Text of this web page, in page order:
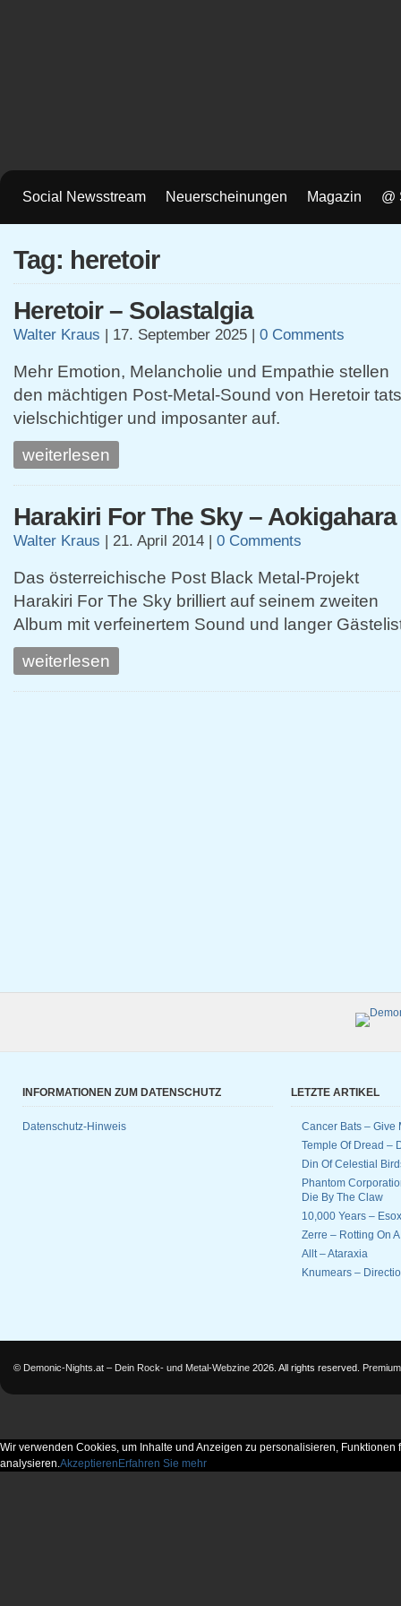
Social Newsstream Neuerscheinungen Magazin @
Tag: heretoir
Heretoir – Solastalgia
Walter Kraus | 17. September 2025 | 0 Comments
Mehr Emotion, Melancholie und Empathie stellen
den mächtigen Post-Metal-Sound von Heretoir
vielschichtiger und imposanter auf.
weiterlesen
Harakiri For The Sky – Aokigahara
Walter Kraus | 21. April 2014 | 0 Comments
Das österreichische Post Black Metal-Projekt
Harakiri For The Sky brilliert auf seinem zweiten
Album mit verfeinertem Sound und langer
weiterlesen
INFORMATIONEN ZUM DATENSCHUTZ
Datenschutz-Hinweis
LETZTE ARTIKEL
Cancer Bats – Give
Temple Of Dread –
Din Of Celestial
Phantom
Die By The Claw
10,000 Years –
Zerre – Rotting On
Allt – Ataraxia
Knumears –
© Demonic-Nights.at – Dein Rock- und Metal-Webzine 2026. All rights reserved.
Wir verwenden Cookies, um Inhalte und Anzeigen zu personalisieren,
analysieren.Akzeptieren Erfahren Sie mehr